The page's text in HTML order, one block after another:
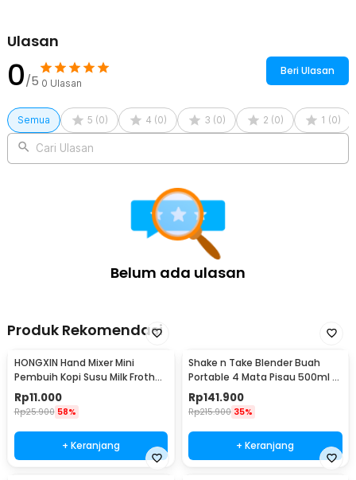
Ulasan
0/5 0 Ulasan
Beri Ulasan
Semua 5 (0) 4 (0) 3 (0) 2 (0) 1 (0)
Cari Ulasan
Belum ada ulasan
Produk Rekomendasi
HONGXIN Hand Mixer Mini
Pembuih Kopi Susu Milk Frother
Battery Power - MS-3089
Rp11.000
Rp25.900 58%
+ Keranjang
Shake n Take Blender Buah
Portable 4 Mata Pisau 500ml -
VT-04
Rp141.900
Rp215.900 35%
+ Keranjang